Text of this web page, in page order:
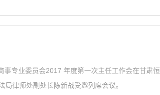
专业委员会2017 年度第一次主任工作会在甘肃
律师处副处长陈新战受邀列席会议。